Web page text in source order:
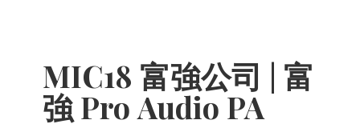
MIC18 富強公司 | 富
強 Pro Audio PA